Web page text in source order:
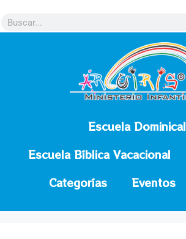
Escuela Dominical
Escuela Bíblica Vacacional
Categorías
Eventos